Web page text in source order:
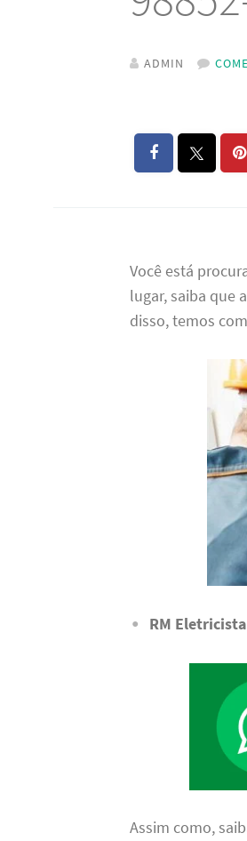
ADMIN
Você está
lugar, saiba que
disso, temos
RM
Assim como,